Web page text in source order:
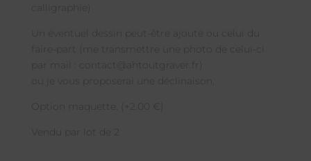
calligraphie)
Un éventuel dessin peut-être ajouté ou celui du
faire-part (me transmettre une photo de celui-ci
par mail : contact@ahtoutgraver.fr)
ou je vous proposerai une déclinaison,
Option maquette. (+2.00 €)
Vendu par lot de 2